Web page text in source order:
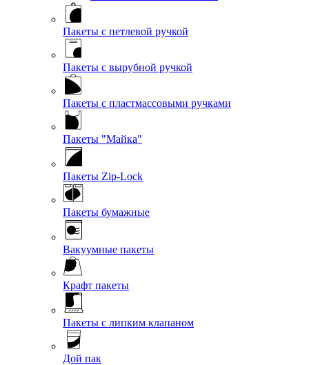
Пакеты с петлевой ручкой
Пакеты с вырубной ручкой
Пакеты с пластмассовыми ручками
Пакеты "Майка"
Пакеты Zip-Lock
Пакеты бумажные
Вакуумные пакеты
Крафт пакеты
Пакеты с липким клапаном
Дой пак